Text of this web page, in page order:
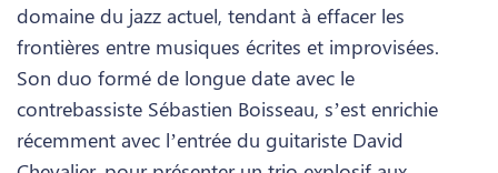
domaine du jazz actuel, tendant à effacer les
frontières entre musiques écrites et improvisées.
Son duo formé de longue date avec le
contrebassiste Sébastien Boisseau, s’est enrichie
récemment avec l’entrée du guitariste David